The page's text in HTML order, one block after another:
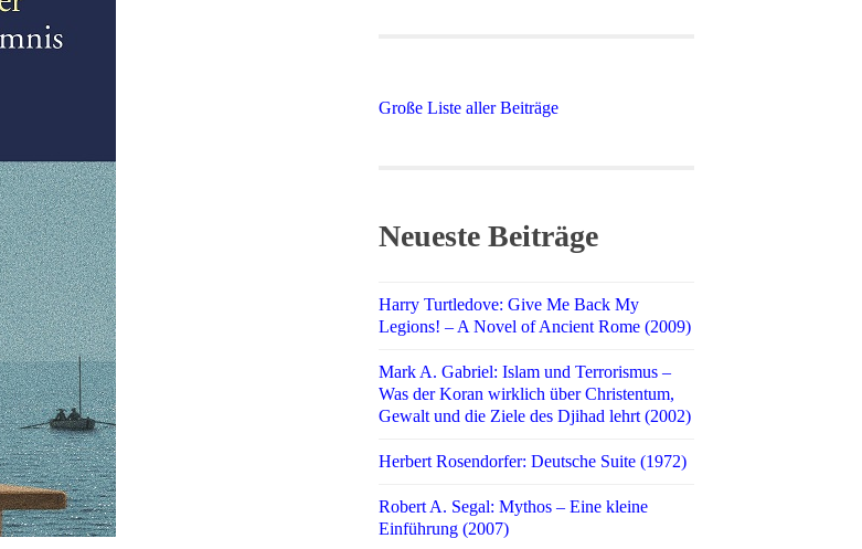
Große Liste aller Beiträge
Neueste Beiträge
Harry Turtledove: Give Me Back My
Legions! – A Novel of Ancient Rome (2009)
Mark A. Gabriel: Islam und Terrorismus –
Was der Koran wirklich über Christentum,
Gewalt und die Ziele des Djihad lehrt (2002)
Herbert Rosendorfer: Deutsche Suite (1972)
Robert A. Segal: Mythos – Eine kleine
Einführung (2007)